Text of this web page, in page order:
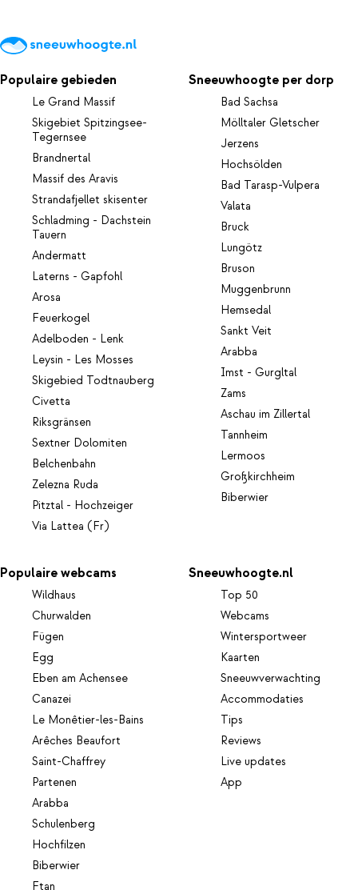
Populaire gebieden
Le Grand Massif
Skigebiet Spitzingsee-
Tegernsee
Brandnertal
Massif des Aravis
Strandafjellet skisenter
Schladming - Dachstein
Tauern
Andermatt
Laterns - Gapfohl
Arosa
Feuerkogel
Adelboden - Lenk
Leysin - Les Mosses
Skigebied Todtnauberg
Civetta
Riksgränsen
Sextner Dolomiten
Belchenbahn
Zelezna Ruda
Pitztal - Hochzeiger
Via Lattea (Fr)
Sneeuwhoogte per dorp
Bad Sachsa
Mölltaler Gletscher
Jerzens
Hochsölden
Bad Tarasp-Vulpera
Valata
Bruck
Lungötz
Bruson
Muggenbrunn
Hemsedal
Sankt Veit
Arabba
Imst - Gurgltal
Zams
Aschau im Zillertal
Tannheim
Lermoos
Großkirchheim
Biberwier
Populaire webcams
Wildhaus
Churwalden
Fügen
Egg
Eben am Achensee
Canazei
Le Monêtier-les-Bains
Arêches Beaufort
Saint-Chaffrey
Partenen
Arabba
Schulenberg
Hochfilzen
Biberwier
Ftan
Sneeuwhoogte.nl
Top 50
Webcams
Wintersportweer
Kaarten
Sneeuwverwachting
Accommodaties
Tips
Reviews
Live updates
App